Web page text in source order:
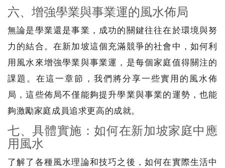
六、增強學業與事業運的風水佈局
無論是學業還是事業，成功的關鍵往往在於環境與努
力的結合。在新加坡這個充滿競爭的社會中，如何利
用風水來增強學業與事業運，是每個家庭值得關注的
課題。在這一章節，我們將分享一些實用的風水佈
局，這些佈局不僅能夠提升學業與事業的運勢，也能
夠激勵家庭成員追求更高的成就。
七、具體實施：如何在新加坡家庭中應
用風水
了解了各種風水理論和技巧之後，如何在實際生活中